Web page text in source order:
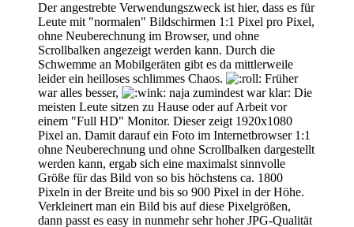
Der angestrebte Verwendungszweck ist hier, dass es für
Leute mit "normalen" Bildschirmen 1:1 Pixel pro Pixel,
ohne Neuberechnung im Browser, und ohne
Scrollbalken angezeigt werden kann. Durch die
Schwemme an Mobilgeräten gibt es da mittlerweile
leider ein heilloses schlimmes Chaos.
Früher
war alles besser,
naja zumindest war klar: Die
meisten Leute sitzen zu Hause oder auf Arbeit vor
einem "Full HD" Monitor. Dieser zeigt 1920x1080
Pixel an. Damit darauf ein Foto im Internetbrowser 1:1
ohne Neuberechnung und ohne Scrollbalken dargestellt
werden kann, ergab sich eine maximalst sinnvolle
Größe für das Bild von so bis höchstens ca. 1800
Pixeln in der Breite und bis so 900 Pixel in der Höhe.
Verkleinert man ein Bild bis auf diese Pixelgrößen,
dann passt es easy in nunmehr sehr hoher JPG-Qualität